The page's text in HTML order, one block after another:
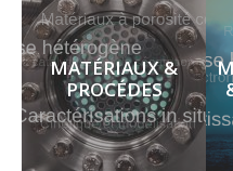
MATÉRIAUX &
PROCÉDES